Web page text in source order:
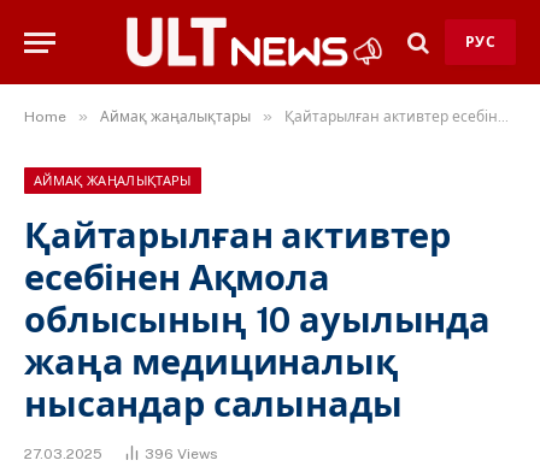
РУС
Home » Аймақ жаңалықтары » Қайтарылған активтер есебінен Ақмола облысының 10 ауылында жаңа медициналық нысандар салынады
АЙМАҚ ЖАҢАЛЫҚТАРЫ
Қайтарылған активтер
есебінен Ақмола
облысының 10 ауылында
жаңа медициналық
нысандар салынады
27.03.2025 396 Views